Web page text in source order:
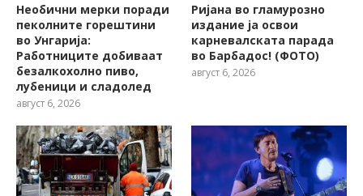
Необични мерки поради
пеколните горештини
во Унгарија:
Работниците добиваат
безалкохолно пиво,
лубеници и сладолед
август 6, 2026
Ријана во гламурозно
издание ја освои
карневалската парада
во Барбадос! (ФОТО)
август 6, 2026